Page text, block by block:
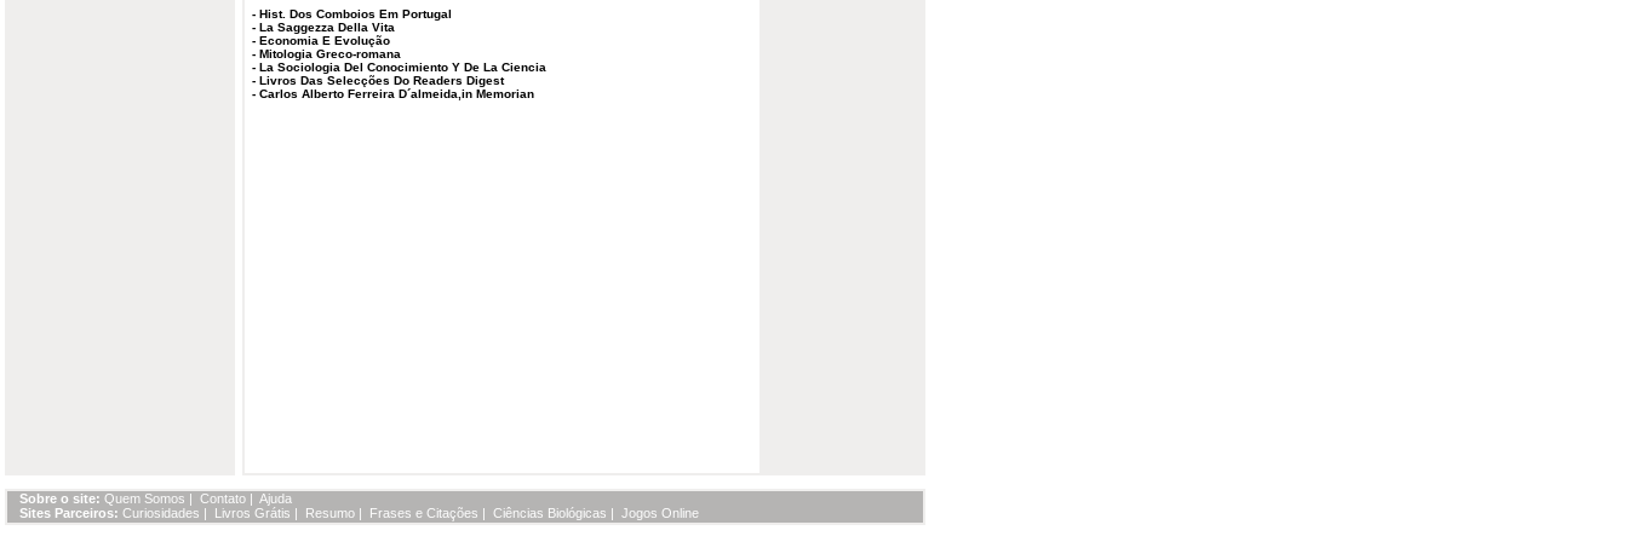
- Hist. Dos Comboios Em Portugal
- La Saggezza Della Vita
- Economia E Evolução
- Mitologia Greco-romana
- La Sociologia Del Conocimiento Y De La Ciencia
- Livros Das Selecções Do Readers Digest
- Carlos Alberto Ferreira D´almeida,in Memorian
Sobre o site: Quem Somos | Contato | Ajuda
Sites Parceiros: Curiosidades | Livros Grátis | Resumo | Frases e Citações | Ciências Biológicas | Jogos Online